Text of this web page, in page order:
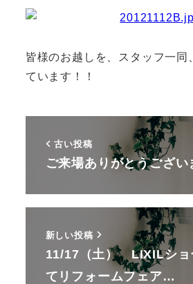
皆様のお越しを、スタッフ一同
ています！！
古い投稿
ご来場ありがとうござ
新しい投稿
11/17（土） LIXILショ
てリフォームフェア…